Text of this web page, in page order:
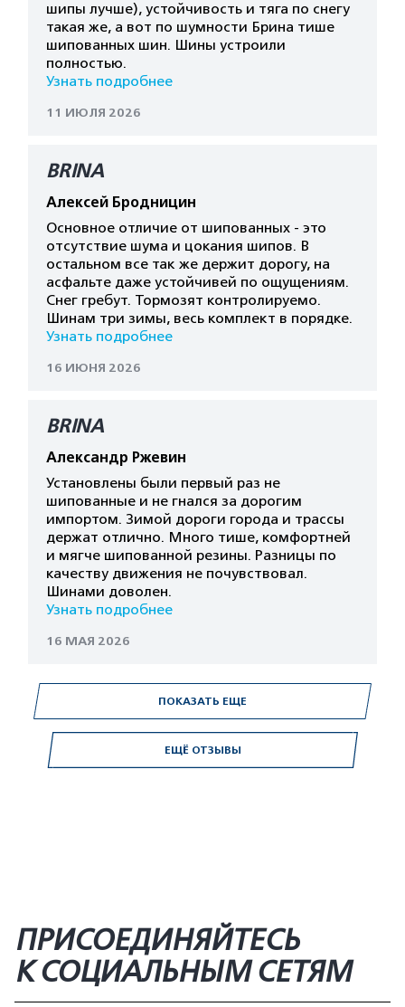
ЕЩЁ ОТЗЫВЫ
шипы лучше), устойчивость и тяга по снегу
такая же, а вот по шумности Брина тише
шипованных шин. Шины устроили
полностью.
Узнать подробнее
11 ИЮЛЯ 2026
BRINA
Алексей Бродницин
Основное отличие от шипованных - это
отсутствие шума и цокания шипов. В
остальном все так же держит дорогу, на
асфальте даже устойчивей по ощущениям.
Снег гребут. Тормозят контролируемо.
Шинам три зимы, весь комплект в порядке.
Узнать подробнее
16 ИЮНЯ 2026
BRINA
Александр Ржевин
Установлены были первый раз не
шипованные и не гнался за дорогим
импортом. Зимой дороги города и трассы
держат отлично. Много тише, комфортней
и мягче шипованной резины. Разницы по
качеству движения не почувствовал.
Шинами доволен.
Узнать подробнее
16 МАЯ 2026
ПОКАЗАТЬ ЕЩЕ
ПРИСОЕДИНЯЙТЕСЬ
К СОЦИАЛЬНЫМ СЕТЯМ